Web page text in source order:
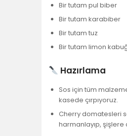
Bir tutam pul biber
Bir tutam karabiber
Bir tutam tuz
Bir tutam limon
Hazırlama
Sos için tüm
kasede çırpıyoruz.
Cherry domatesleri
harmanlayıp, şişlere